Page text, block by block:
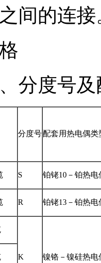
的连接
称、分
分度号配套用热电偶类
S 铂铑10－铂热电
R 铂铑13－铂热电
K 镍铬－镍硅热电